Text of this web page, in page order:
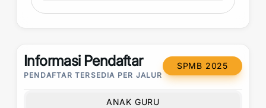
Informasi Pendaftar
PENDAFTAR TERSEDIA PER JALUR
SPMB 2025
ANAK GURU